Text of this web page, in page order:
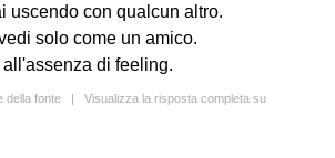
uscendo con qualcun altro.
solo come un amico.
di feeling.
della fonte | Visualizza la risposta completa su